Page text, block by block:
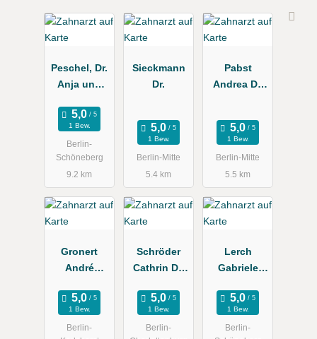
Peschel, Dr.
Anja und
1 Bew.
Berlin-
Schöneberg
9.2 km
Sieckmann
Dr.
1 Bew.
Berlin-Mitte
5.4 km
Pabst
Andrea Dr.
1 Bew.
Berlin-Mitte
5.5 km
Gronert
André
xis
1 Bew.
Berlin-
Schröder
Cathrin Dr.
xis
1 Bew.
Berlin-
Lerch
Gabriele
1 Bew.
Berlin-